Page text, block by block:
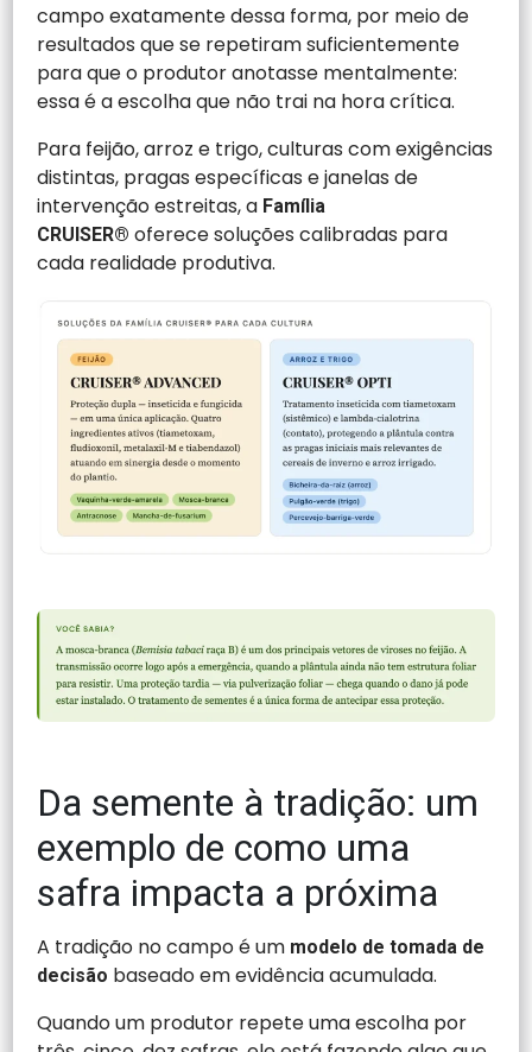
campo exatamente dessa forma, por meio de
resultados que se repetiram suficientemente
para que o produtor anotasse mentalmente:
essa é a escolha que não trai na hora crítica.
Para feijão, arroz e trigo, culturas com exigências
distintas, pragas específicas e janelas de
intervenção estreitas, a Família
CRUISER® oferece soluções calibradas para
cada realidade produtiva.
Da semente à tradição: um
exemplo de como uma
safra impacta a próxima
A tradição no campo é um modelo de tomada de
decisão baseado em evidência acumulada.
Quando um produtor repete uma escolha por